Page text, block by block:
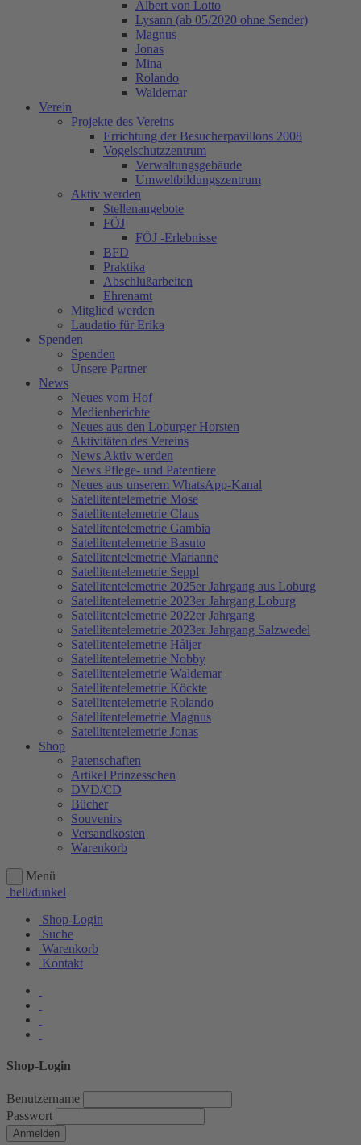
Albert von Lotto
Lysann (ab 05/2020 ohne Sender)
Magnus
Jonas
Mina
Rolando
Waldemar
Verein
Projekte des Vereins
Errichtung der Besucherpavillons 2008
Vogelschutzzentrum
Verwaltungsgebäude
Umweltbildungszentrum
Aktiv werden
Stellenangebote
FÖJ
FÖJ -Erlebnisse
BFD
Praktika
Abschlußarbeiten
Ehrenamt
Mitglied werden
Laudatio für Erika
Spenden
Spenden
Unsere Partner
News
Neues vom Hof
Medienberichte
Neues aus den Loburger Horsten
Aktivitäten des Vereins
News Aktiv werden
News Pflege- und Patentiere
Neues aus unserem WhatsApp-Kanal
Satellitentelemetrie Mose
Satellitentelemetrie Claus
Satellitentelemetrie Gambia
Satellitentelemetrie Basuto
Satellitentelemetrie Marianne
Satellitentelemetrie Seppl
Satellitentelemetrie 2025er Jahrgang aus Loburg
Satellitentelemetrie 2023er Jahrgang Loburg
Satellitentelemetrie 2022er Jahrgang
Satellitentelemetrie 2023er Jahrgang Salzwedel
Satellitentelemetrie Håljer
Satellitentelemetrie Nobby
Satellitentelemetrie Waldemar
Satellitentelemetrie Köckte
Satellitentelemetrie Rolando
Satellitentelemetrie Magnus
Satellitentelemetrie Jonas
Shop
Patenschaften
Artikel Prinzesschen
DVD/CD
Bücher
Souvenirs
Versandkosten
Warenkorb
Menü
hell/dunkel
Shop-Login
Suche
Warenkorb
Kontakt
Shop-Login
Benutzername
Passwort
Anmelden